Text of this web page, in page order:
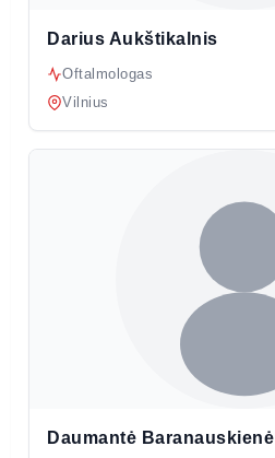
Darius Aukštikalnis
Oftalmologas
Vilnius
Daumantė Baranauskienė